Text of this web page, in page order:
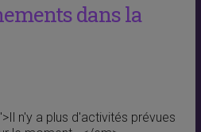
dans la
n'y a plus d'activités prévues